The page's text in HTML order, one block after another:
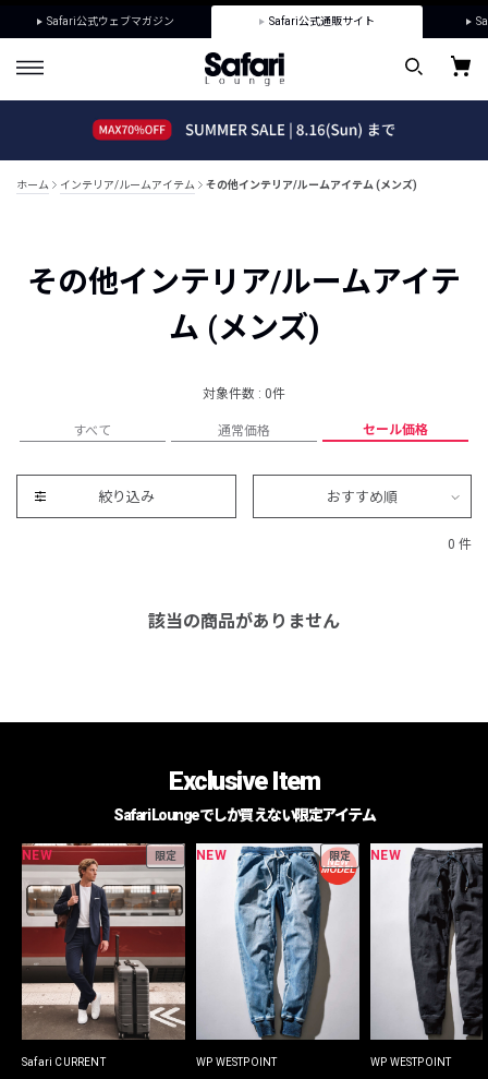
Safari公式ウェブマガジン Safari公式通販サイト
ホーム インテリア/ルームアイテム その他インテリア/ルームアイテム (メンズ)
その他インテリア/ルームアイテ
ム (メンズ)
対象件数 : 0件
すべて 通常価格 セール価格
絞り込み おすすめ順
0 件
該当の商品がありません
Exclusive Item
Safari Loungeでしか買えない限定アイテム
NEW 限定
Safari CURRENT
NEW 限定
WP WESTPOINT
NEW
WP WESTPOINT